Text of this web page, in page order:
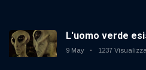
L'uomo verde
9 May 1237